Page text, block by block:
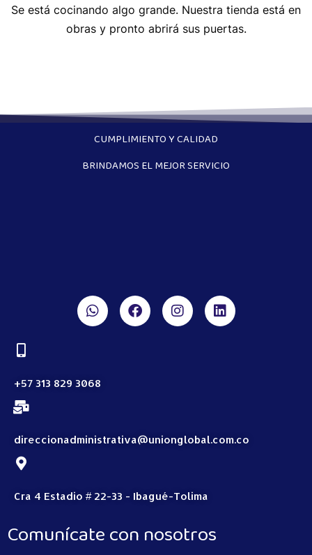
Se está cocinando algo grande. Nuestra tienda está en
obras y pronto abrirá sus puertas.
CUMPLIMIENTO Y CALIDAD
BRINDAMOS EL MEJOR SERVICIO
+57 313 829 3068
direccionadministrativa@unionglobal.com.co
Cra 4 Estadio # 22-33 - Ibagué-Tolima
Comunícate con nosotros